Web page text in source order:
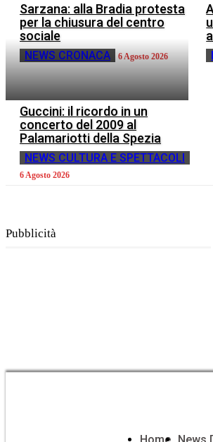
Sarzana: alla Bradia protesta
per la chiusura del centro
sociale
NEWS CRONACA 6 Agosto 2026
Guccini: il ricordo in un
concerto del 2009 al
Palamariotti della Spezia
NEWS CULTURA E SPETTACOLI
6 Agosto 2026
Pubblicità